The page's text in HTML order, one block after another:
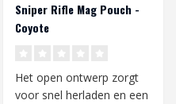
Sniper Rifle Mag Pouch -
Coyote
Het open ontwerp zorgt
voor snel herladen en een